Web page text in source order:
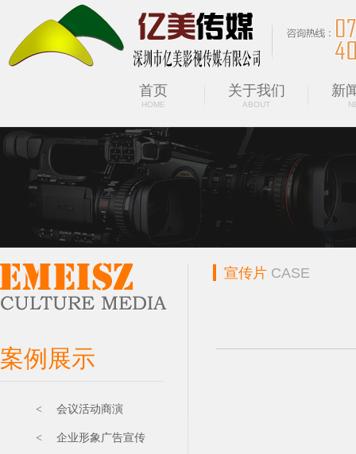
首页
HOME
关于我们
ABOUT
新
案例展示
< 会议活动商演
< 企业形象广告宣传
宣传片 CASE